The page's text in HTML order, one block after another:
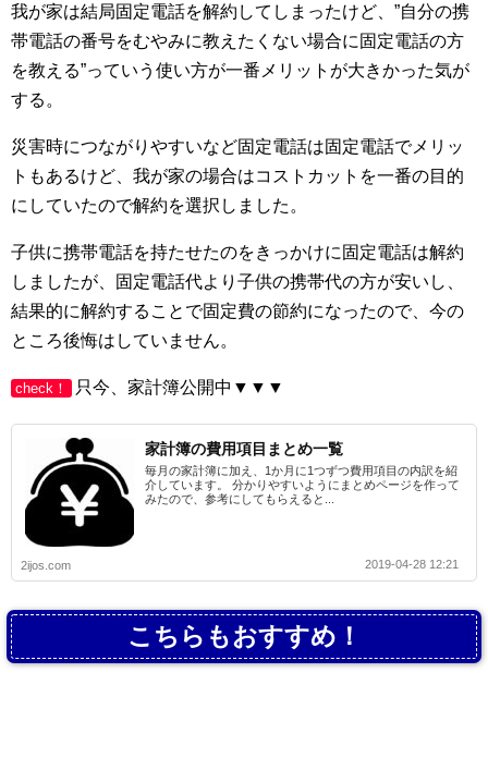
我が家は結局固定電話を解約してしまったけど、”自分の携
帯電話の番号をむやみに教えたくない場合に固定電話の方
を教える”っていう使い方が一番メリットが大きかった気が
する。
災害時につながりやすいなど固定電話は固定電話でメリッ
トもあるけど、我が家の場合はコストカットを一番の目的
にしていたので解約を選択しました。
子供に携帯電話を持たせたのをきっかけに固定電話は解約
しましたが、固定電話代より子供の携帯代の方が安いし、
結果的に解約することで固定費の節約になったので、今の
ところ後悔はしていません。
check！ 只今、家計簿公開中▼▼▼
家計簿の費用項目まとめ一覧
毎月の家計簿に加え、1か月に1つずつ費用項目の内訳を紹
介しています。 分かりやすいようにまとめページを作って
みたので、参考にしてもらえると...
2ijos.com 2019-04-28 12:21
こちらもおすすめ！